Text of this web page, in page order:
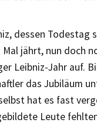
dessen Todestag
Mal jährt, nun doch
Leibniz-Jahr auf.
das Jubiläum
hat es fast
Leute